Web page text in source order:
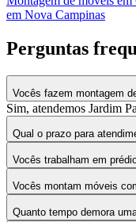
em Nova Campinas
Perguntas
Vocês fazem montagem
Sim, atendemos Jardim
Qual o prazo para
Vocês trabalham em
Vocês montam móveis
Quanto tempo demora